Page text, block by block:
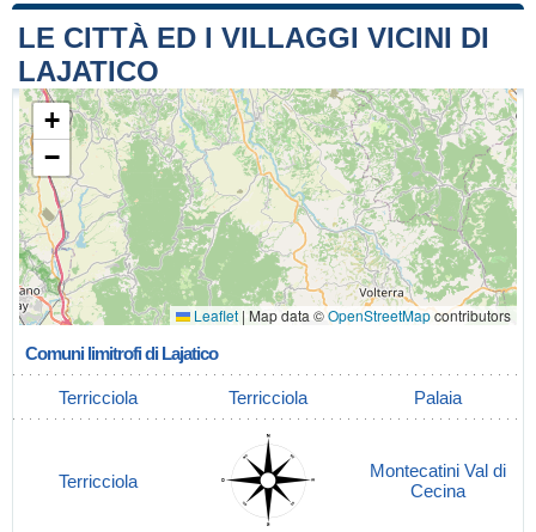
LE CITTÀ ED I VILLAGGI VICINI DI
LAJATICO
+
−
Leaflet | Map data ©OpenStreetMapcontributors
Comuni limitrofi di Lajatico
Terricciola Terricciola Palaia
Terricciola
Montecatini Val di
Cecina